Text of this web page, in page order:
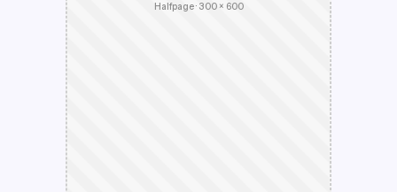
Halfpage · 300 × 600